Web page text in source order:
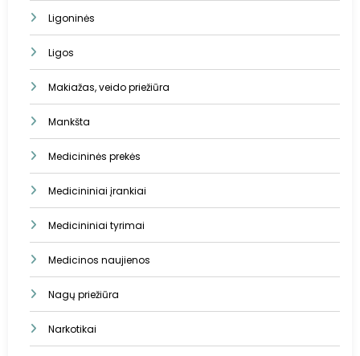
Ligoninės
Ligos
Makiažas, veido priežiūra
Mankšta
Medicininės prekės
Medicininiai įrankiai
Medicininiai tyrimai
Medicinos naujienos
Nagų priežiūra
Narkotikai